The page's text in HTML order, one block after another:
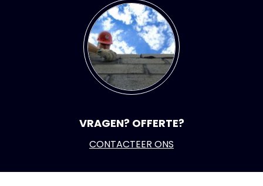
VRAGEN? OFFERTE?
CONTACTEER ONS